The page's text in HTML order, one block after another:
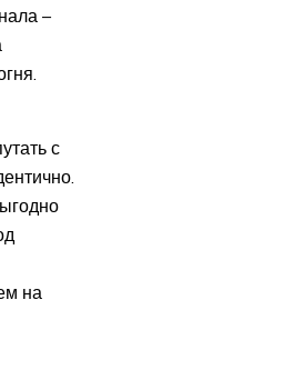
–
с
на